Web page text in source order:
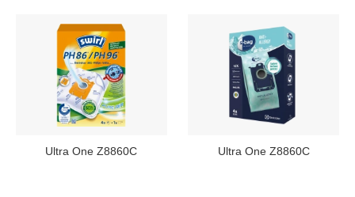
Ultra One Z8860C Ultra One Z8860C